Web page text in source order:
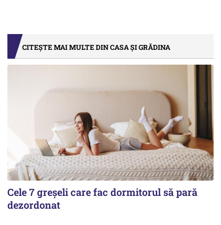
CITEȘTE MAI MULTE DIN CASA ȘI GRĂDINA
Cele 7 greșeli care fac dormitorul să pară
dezordonat